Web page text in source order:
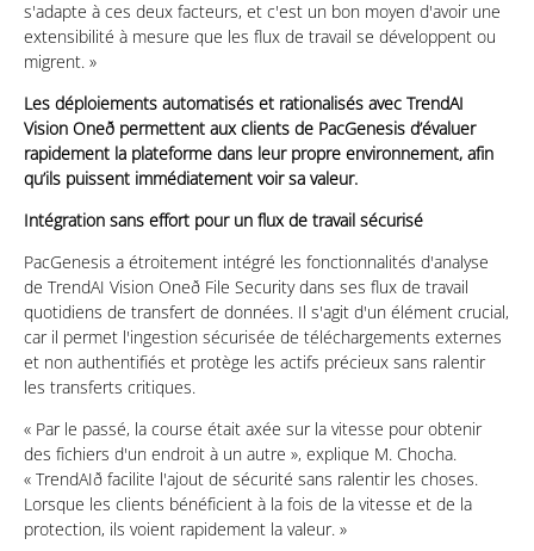
s'adapte à ces deux facteurs, et c'est un bon moyen d'avoir une
extensibilité à mesure que les flux de travail se développent ou
migrent. »
Les déploiements automatisés et rationalisés avec TrendAI
Vision Oneð permettent aux clients de PacGenesis d’évaluer
rapidement la plateforme dans leur propre environnement, afin
qu’ils puissent immédiatement voir sa valeur.
Intégration sans effort pour un flux de travail sécurisé
PacGenesis a étroitement intégré les fonctionnalités d'analyse
de TrendAI Vision Oneð File Security dans ses flux de travail
quotidiens de transfert de données. Il s'agit d'un élément crucial,
car il permet l'ingestion sécurisée de téléchargements externes
et non authentifiés et protège les actifs précieux sans ralentir
les transferts critiques.
« Par le passé, la course était axée sur la vitesse pour obtenir
des fichiers d'un endroit à un autre », explique M. Chocha.
« TrendAIð facilite l'ajout de sécurité sans ralentir les choses.
Lorsque les clients bénéficient à la fois de la vitesse et de la
protection, ils voient rapidement la valeur. »